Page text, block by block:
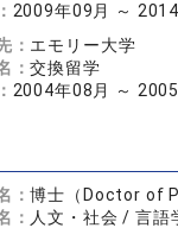
2009年09月 ～
： エモリー大学
：交換留学
2004年08月 ～
：博士（Doctor of
： 人文・社会 / 言語